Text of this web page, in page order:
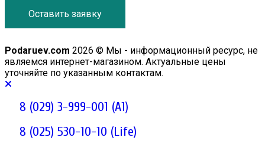
Оставить заявку
Podaruev.com 2026 © Мы - информационный ресурс, не
являемся интернет-магазином. Актуальные цены
уточняйте по указанным контактам.
8 (029) 3-999-001 (A1)
8 (025) 530-10-10 (Life)